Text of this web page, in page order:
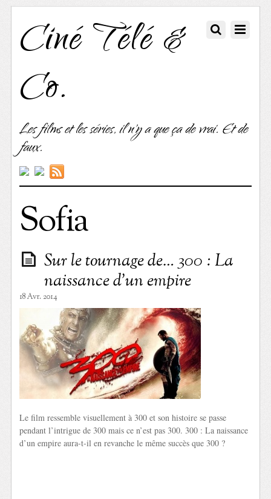
Ciné Télé &
Co.
Les films et les séries, il n'y a que ça de vrai. Et de
faux.
Sofia
Sur le tournage de… 300 : La
naissance d’un empire
18 Avr. 2014
Le film ressemble visuellement à 300 et son histoire se passe
pendant l’intrigue de 300 mais ce n’est pas 300. 300 : La naissance
d’un empire aura-t-il en revanche le même succès que 300 ?